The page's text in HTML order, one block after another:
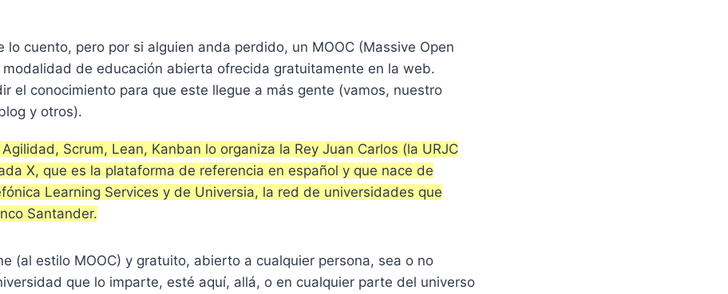
lo cuento, pero por si alguien anda perdido, un MOOC (Massive Open
modalidad de educación abierta ofrecida gratuitamente en la web.
el conocimiento para que este llegue a más gente (vamos, nuestro
y otros).
Scrum, Lean, Kanban lo organiza la Rey Juan Carlos (la URJC
X, que es la plataforma de referencia en español y que nace de
Learning Services y de Universia, la red de universidades que
Santander.
(al estilo MOOC) y gratuito, abierto a cualquier persona, sea o no
que lo imparte, esté aquí, allá, o en cualquier parte del universo